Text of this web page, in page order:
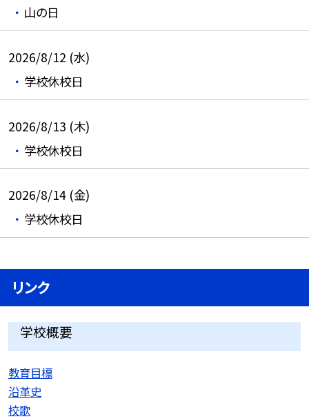
山の日
2026/8/12 (水)
学校休校日
2026/8/13 (木)
学校休校日
2026/8/14 (金)
学校休校日
リンク
学校概要
教育目標
沿革史
校歌